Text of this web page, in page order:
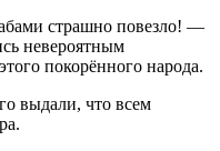
страшно повезло! —
невероятным
покорённого народа.
выдали, что всем